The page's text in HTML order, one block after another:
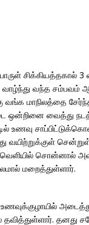
சிக்கியத்தகால்
வந்த சம்பவம்
வங்க மாநிலத்தை
ஒன்றினை வைத்து
உணவு
வயிற்றுக்குள்
சொன்னால்
மறைத்துள்ளார்.
தனது